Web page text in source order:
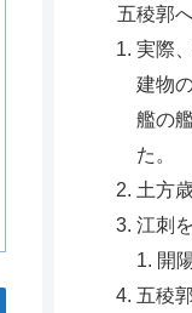
五稜郭
実際
建物
艦の
た。
土方
江刺
開
五稜